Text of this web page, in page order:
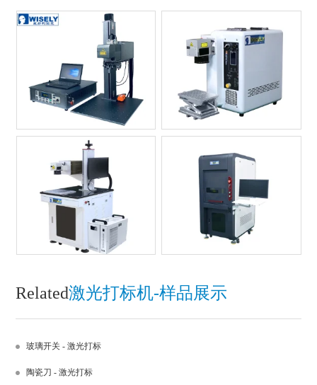
Related激光打标机-样品展示
玻璃开关 - 激光打标
陶瓷刀 - 激光打标